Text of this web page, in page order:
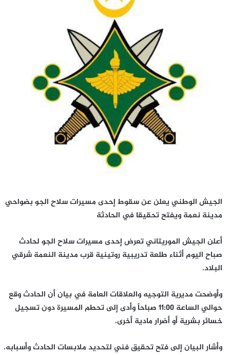
الجيش الوطني يعلن عن سقوط إحدى مسيرات سلاح الجو بضواحي
مدينة نعمة ويفتح تحقيقا في الحادثة
أعلن الجيش الموريتاني تعرض إحدى مسيرات سلاح الجو لحادث
صباح اليوم أثناء طلعة تدريبية روتينية قرب مدينة النعمة شرقي
البلاد.
وأوضحت مديرية التوجيه والعلاقات العامة في بيان أن الحادث وقع
حوالي الساعة 11:00 صباحاً وأدى إلى تحطم المسيرة دون تسجيل
خسائر بشرية أو أضرار مادية أخرى.
وأشار البيان إلى فتح تحقيق فني لتحديد ملابسات الحادث وأسبابه.